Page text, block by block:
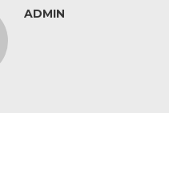
ADMIN